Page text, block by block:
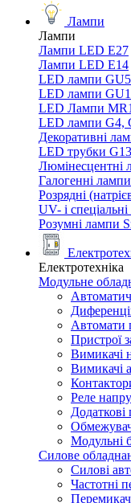
Лампи
Лампи
Лампи LED E27
Лампи LED Е14
LED лампи
LED лампи
LED Лампи
LED лампи G4,
Декоративні
LED трубки
Люмінесцентні
Галогенні лампи
Розрядні
UV- і
Розумні лампи
Електротехніка
Модульне
Автомати
Пристрої
Вимикачі
Вимикачі
Реле
Додаткові
Модульні
Силове
Силові
Частотні